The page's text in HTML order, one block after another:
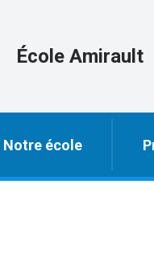
École Amirault
Notre école